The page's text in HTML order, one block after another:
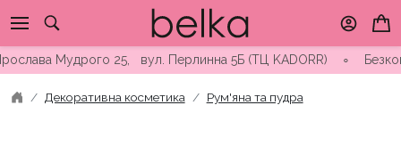
to
contentМудрого 25, вул. Перлинна 5Б (ТЦ KADORR) ∘
Декоративна косметика Рум'яна та пудра